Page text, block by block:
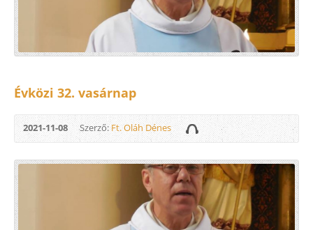
Évközi 32. vasárnap
2021-11-08 Szerző:Ft. Oláh Dénes